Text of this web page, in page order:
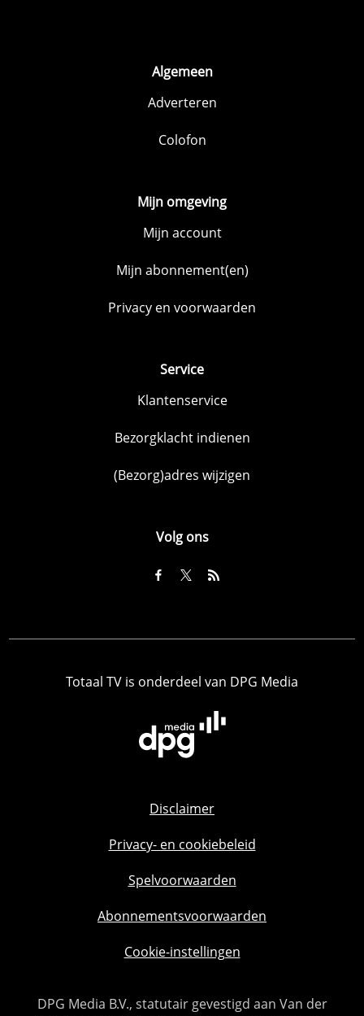
Algemeen
Adverteren
Colofon
Mijn omgeving
Mijn account
Mijn abonnement(en)
Privacy en voorwaarden
Service
Klantenservice
Bezorgklacht indienen
(Bezorg)adres wijzigen
Volg ons
Totaal TV is onderdeel van DPG Media
Disclaimer
Privacy- en cookiebeleid
Spelvoorwaarden
Abonnementsvoorwaarden
Cookie-instellingen
DPG Media B.V., statutair gevestigd aan Van der